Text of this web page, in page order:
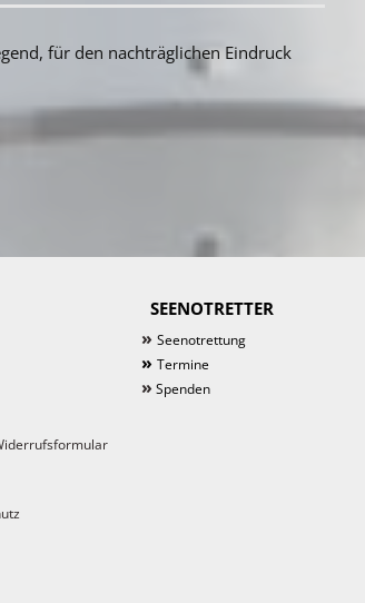
für den nachträglichen Eindruck
SEENOTRETTER
» Seenotrettung
» Termine
» Spenden